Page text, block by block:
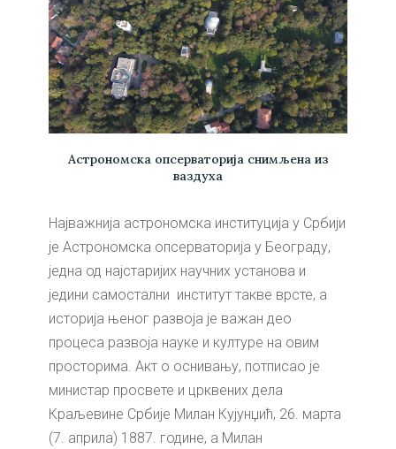
Астрономска опсерваторија снимљена из
ваздуха
Најважнија астрономска институција у Србији
је Астрономска опсерваторија у Београду,
једна од најстаријих научних установа и
једини самостални институт такве врсте, а
историја њеног развоја је важан део
процеса развоја науке и културе на овим
просторима. Акт о оснивању, потписао је
министар просвете и црквених дела
Краљевине Србије Милан Кујунџић, 26. марта
(7. априла) 1887. године, а Милан